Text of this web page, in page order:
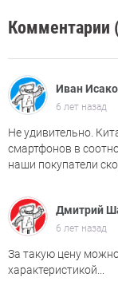
Комментарии
Иван
6 лет назад
Не удивительно.
смартфонов в
наши покупатели
Дмитрий
6 лет назад
За такую цену
характеристикой...